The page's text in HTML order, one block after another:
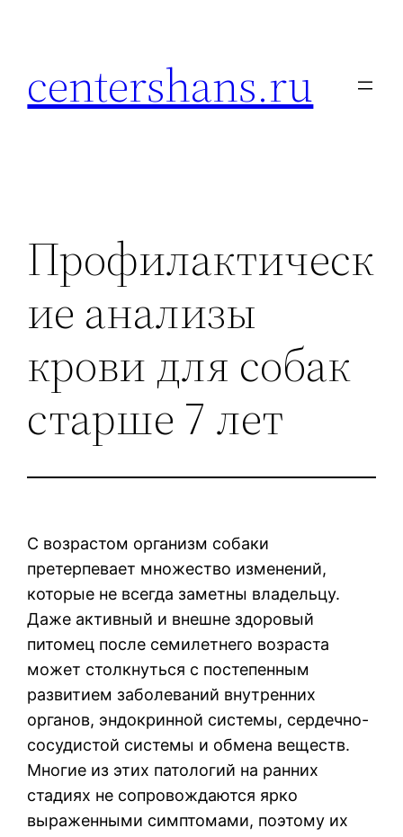
centershans.ru
Профилактическ
ие анализы
крови для собак
старше 7 лет
С возрастом организм собаки
претерпевает множество изменений,
которые не всегда заметны владельцу.
Даже активный и внешне здоровый
питомец после семилетнего возраста
может столкнуться с постепенным
развитием заболеваний внутренних
органов, эндокринной системы, сердечно-
сосудистой системы и обмена веществ.
Многие из этих патологий на ранних
стадиях не сопровождаются ярко
выраженными симптомами, поэтому их